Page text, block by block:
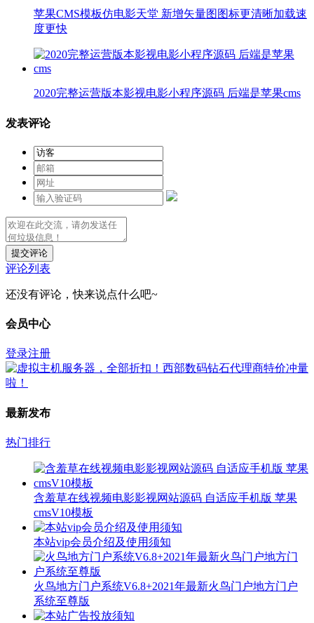
苹果CMS模板仿电影天堂 新增矢量图图标更清晰加载速
度更快
2020完整运营版本影视电影小程序源码 后端是苹果cms
发表评论
提交评论
评论列表
还没有评论，快来说点什么吧~
会员中心
登录注册
最新发布
热门排行
含羞草在线视频电影影视网站源码 自适应手机版 苹果
cmsV10模板
本站vip会员介绍及使用须知
火鸟地方门户系统V6.8+2021年最新火鸟门户地方门户
系统至尊版